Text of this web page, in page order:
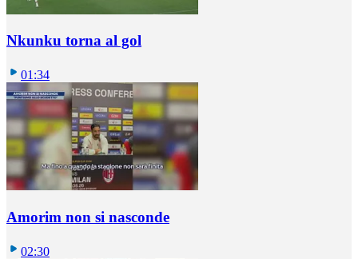
Nkunku torna al gol
01:34
Amorim non si nasconde
02:30